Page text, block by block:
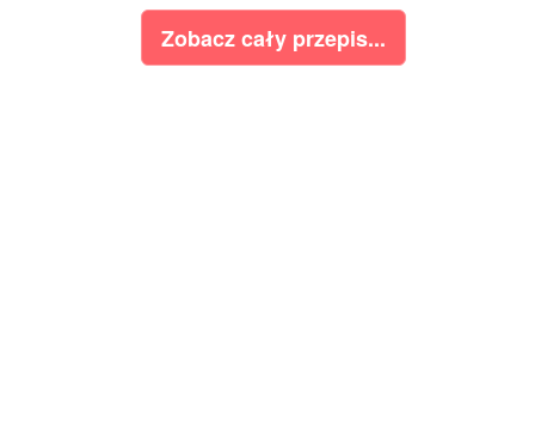
Zobacz cały przepis...